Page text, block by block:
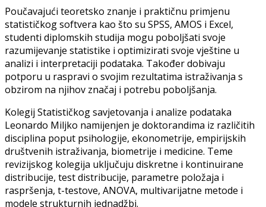
Poučavajući teoretsko znanje i praktičnu primjenu
statističkog softvera kao što su SPSS, AMOS i Excel,
studenti diplomskih studija mogu poboljšati svoje
razumijevanje statistike i optimizirati svoje vještine u
analizi i interpretaciji podataka. Također dobivaju
potporu u raspravi o svojim rezultatima istraživanja s
obzirom na njihov značaj i potrebu poboljšanja.
Kolegij Statističkog savjetovanja i analize podataka
Leonardo Miljko namijenjen je doktorandima iz različitih
disciplina poput psihologije, ekonometrije, empirijskih
društvenih istraživanja, biometrije i medicine. Teme
revizijskog kolegija uključuju diskretne i kontinuirane
distribucije, test distribucije, parametre položaja i
raspršenja, t-testove, ANOVA, multivarijatne metode i
modele strukturnih jednadžbi.